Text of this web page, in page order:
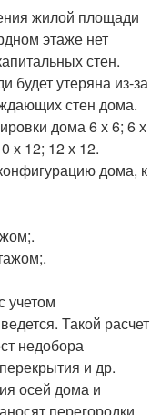
жилой площади
этаже нет
стен.
будет утеряна из-за
стен дома.
дома 6 х 6; 6 х
х 12; 12 х 12.
дома, к
учетом
Такой расчет
недобора
и др.
осей дома и
перегородки,